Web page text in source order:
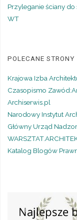
Przyleganie ściany do
WT
POLECANE STRONY
Krajowa Izba
Czasopismo
Archiserwis.pl
Narodowy Instytut
Główny Urząd
Katalog Blogów